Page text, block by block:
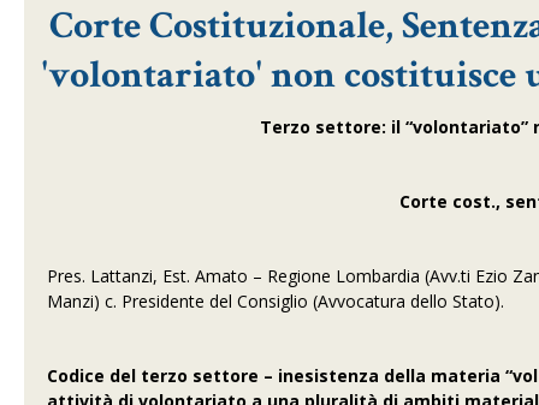
Corte Costituzionale,
'volontariato' non costituisce
Terzo settore: il
Corte cost.,
Pres. Lattanzi, Est. Amato – Regione Lombardia (Avv.ti Ezio
Manzi) c. Presidente del Consiglio (Avvocatura dello Stato).
Codice del terzo settore – inesistenza della materia